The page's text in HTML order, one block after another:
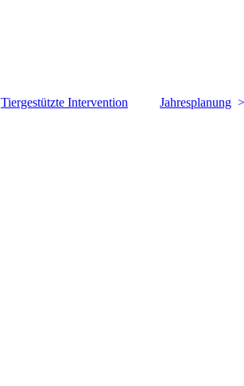
Tiergestützte Intervention Jahresplanung